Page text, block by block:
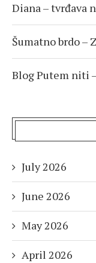
Diana – tvrđava
Šumatno brdo –
Blog Putem niti
July 2026
June 2026
May 2026
April 2026